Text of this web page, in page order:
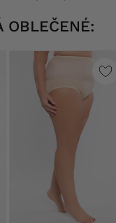
OBLEČENÉ: